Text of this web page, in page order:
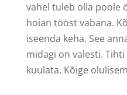
vahel tuleb olla poole
hoian tööst vabana.
iseenda keha. See
midagi on valesti.
kuulata. Kõige